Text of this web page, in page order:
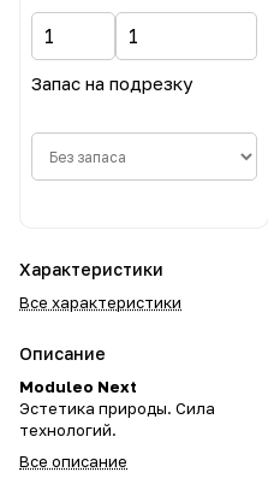
Запас на подрезку
Характеристики
Все характеристики
Описание
Moduleo Next
Эстетика природы. Сила
технологий.
Все описание